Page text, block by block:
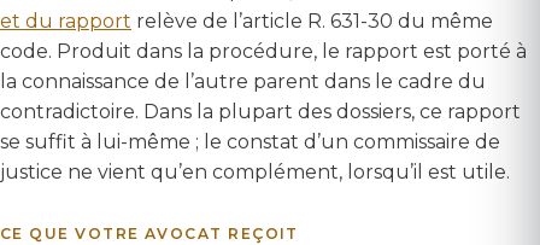
et du rapport relève de l’article R. 631-30 du même
code. Produit dans la procédure, le rapport est porté à
la connaissance de l’autre parent dans le cadre du
contradictoire. Dans la plupart des dossiers, ce rapport
se suffit à lui-même ; le constat d’un commissaire de
justice ne vient qu’en complément, lorsqu’il est utile.
CE QUE VOTRE AVOCAT REÇOIT